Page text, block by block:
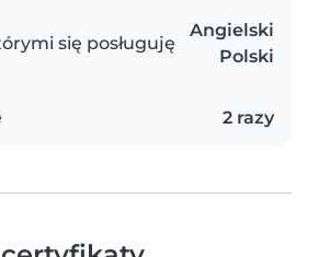
się posługuję
Angielski
Polski
2 razy